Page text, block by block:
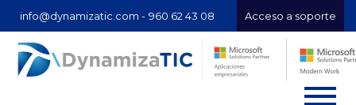
info@dynamizatic.com - 960 62 43 08 Acceso a soporte